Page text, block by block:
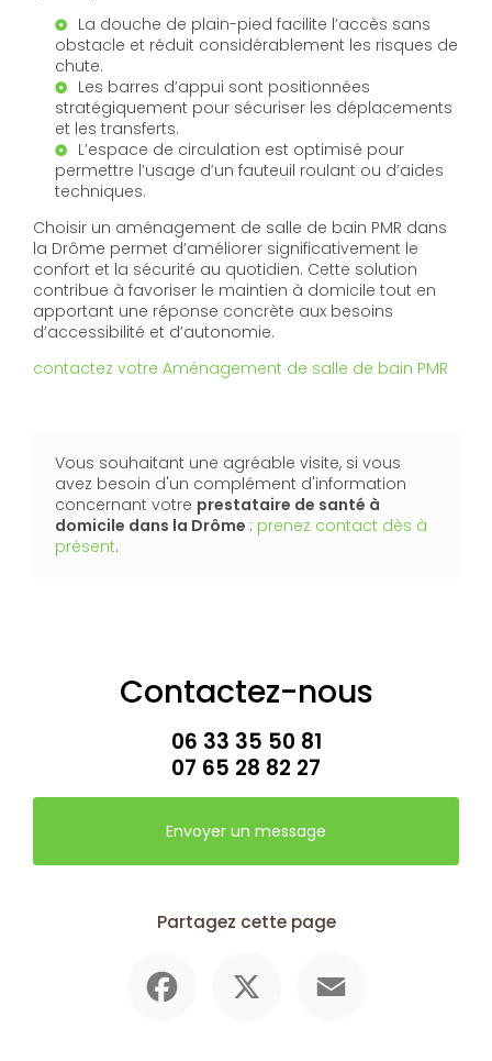
La douche de plain-pied facilite l’accès sans
obstacle et réduit considérablement les risques de
chute.
Les barres d’appui sont positionnées
stratégiquement pour sécuriser les déplacements
et les transferts.
L’espace de circulation est optimisé pour
permettre l’usage d’un fauteuil roulant ou d’aides
techniques.
Choisir un aménagement de salle de bain PMR dans
la Drôme permet d’améliorer significativement le
confort et la sécurité au quotidien. Cette solution
contribue à favoriser le maintien à domicile tout en
apportant une réponse concrète aux besoins
d’accessibilité et d’autonomie.
contactez votre Aménagement de salle de bain PMR
Vous souhaitant une agréable visite, si vous
avez besoin d'un complément d'information
concernant votre prestataire de santé à
domicile dans la Drôme : prenez contact dès à
présent.
Contactez-nous
06 33 35 50 81
07 65 28 82 27
Envoyer un message
Partagez cette page